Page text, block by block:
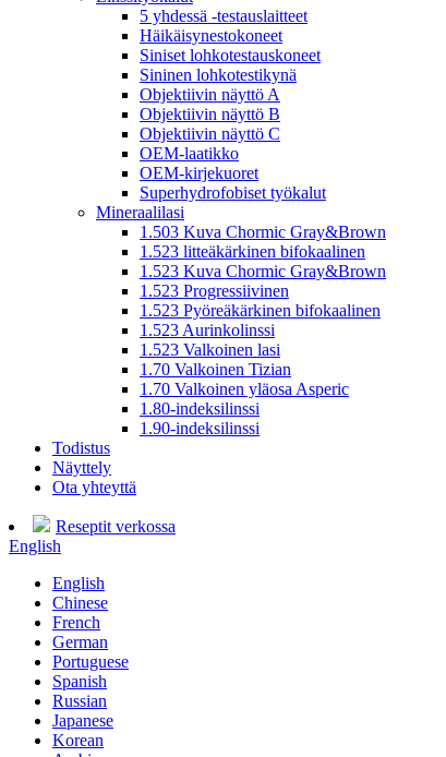
5 yhdessä -testauslaitteet
Häikäisynestokoneet
Siniset lohkotestauskoneet
Sininen lohkotestikynä
Objektiivin näyttö A
Objektiivin näyttö B
Objektiivin näyttö C
OEM-laatikko
OEM-kirjekuoret
Superhydrofobiset työkalut
Mineraalilasi
1.503 Kuva Chormic Gray&Brown
1.523 litteäkärkinen bifokaalinen
1.523 Kuva Chormic Gray&Brown
1.523 Progressiivinen
1.523 Pyöreäkärkinen bifokaalinen
1.523 Aurinkolinssi
1.523 Valkoinen lasi
1.70 Valkoinen Tizian
1.70 Valkoinen yläosa Asperic
1.80-indeksilinssi
1.90-indeksilinssi
Todistus
Näyttely
Ota yhteyttä
Reseptit verkossa
English
English
Chinese
French
German
Portuguese
Spanish
Russian
Japanese
Korean